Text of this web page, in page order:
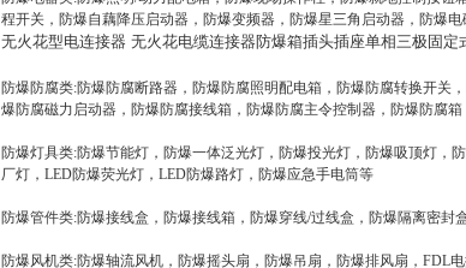
程开关，防爆自藕降压启动器，防爆变频器，防爆星三角启动器，防爆
无火花型电连接器 无火花电缆连接器防爆箱插头插座单相三极固定
防爆防腐类:防爆防腐断路器，防爆防腐照明配电箱，防爆防腐转换开关
爆防腐磁力启动器，防爆防腐接线箱，防爆防腐主令控制器，防爆防腐箱
防爆灯具类:防爆节能灯，防爆一体泛光灯，防爆投光灯，防爆吸顶灯，
厂灯，LED防爆荧光灯，LED防爆路灯，防爆应急手电筒等
防爆管件类:防爆接线盒，防爆接线箱，防爆穿线/过线盒，防爆隔离密
防爆风机类:防爆轴流风机，防爆摇头扇，防爆吊扇，防爆排风扇，FDL